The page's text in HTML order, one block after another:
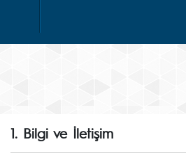
1. Bilgi ve İletişim